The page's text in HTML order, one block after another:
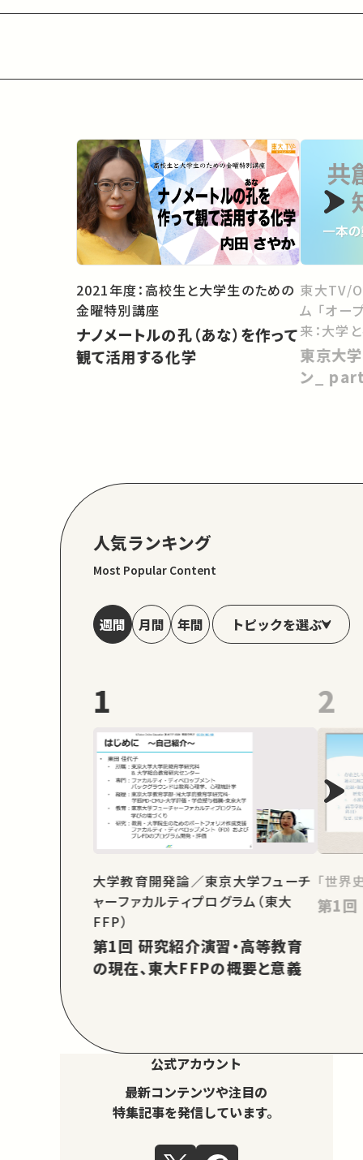
2021年度：高校生と大学生のための
金曜特別講座
ナノメートルの孔（あな）を作って
観て活用する化学
東大TV/
ム 「オー
来：大学
向けて」
東京大
ン_
人気ランキング
Most Popular Content
週間 月間 年間 トピックを選ぶ
1
大学教育開発論／東京大学フューチ
ャーファカルティプログラム（東大
FFP）
第1回 研究紹介演習・高等教育
の現在、東大FFPの概要と意義
2
「世界
公式アカウント
最新コンテンツや注目の
特集記事を発信しています。